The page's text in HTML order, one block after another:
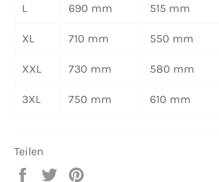
L 690 mm 515 mm
XL 710 mm 550 mm
XXL 730 mm 580 mm
3XL 750 mm 610 mm
Teilen
Auf
Auf